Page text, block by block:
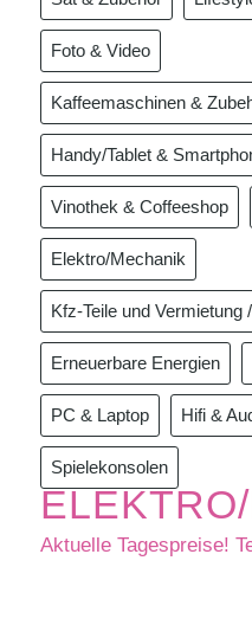
Foto & Video
Kaffeemaschinen &
Handy/Tablet &
Vinothek & Coffeeshop
Elektro/Mechanik
Kfz-Teile und
Erneuerbare Energien
PC & Laptop Hifi &
Spielekonsolen
Aktuelle Tagespreise!